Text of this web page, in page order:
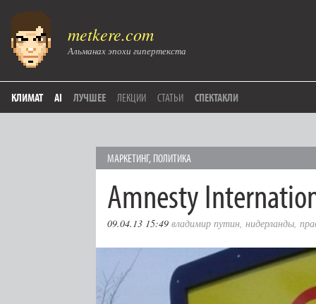
metkere.com
Альманах эпохи гипертекста
КЛИМАТ AI ЛУЧШЕЕ ЛЕКЦИИ СТАТЬИ СПЕКТАКЛИ
МАРКЕТИНГ, ПОЛИТИКА
Amnesty
09.04.13 15:49 владимир путин, нидерланды,